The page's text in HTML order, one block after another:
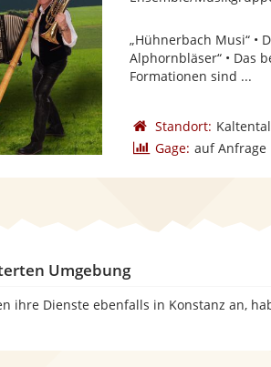
„Hühnerbach Musi“ •
Alphornbläser“ • Das
Formationen sind ...
Standort: Kaltental
Gage: auf Anfrage
Umgebung
ihre Dienste ebenfalls in Konstanz an,